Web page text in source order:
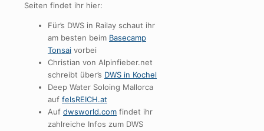
Seiten findet ihr hier:
Für’s DWS in Railay schaut ihr
am besten beim Basecamp
Tonsai vorbei
Christian von Alpinfieber.net
schreibt über’s DWS in Kochel
Deep Water Soloing Mallorca
auf felsREICH.at
Auf dwsworld.com findet ihr
zahlreiche Infos zum DWS